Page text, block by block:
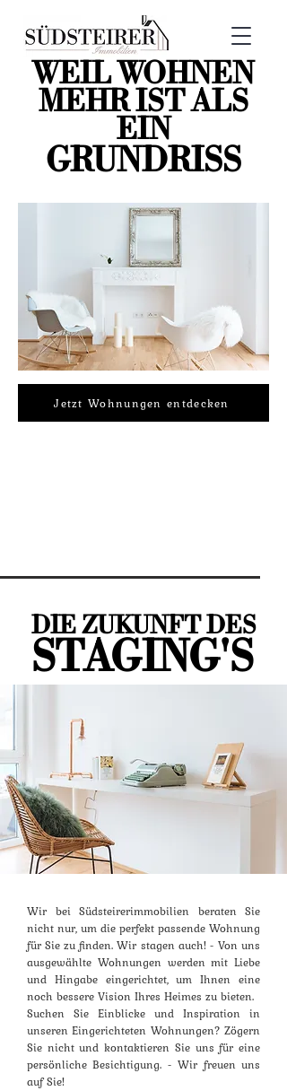
WEIL WOHNEN
MEHR IST ALS
EIN
GRUNDRISS
Jetzt Wohnungen entdecken
DIE ZUKUNFT DES
STAGING'S
Wir bei Südsteirerimmobilien beraten Sie
nicht nur, um die perfekt passende Wohnung
für Sie zu finden. Wir stagen auch! - Von uns
ausgewählte Wohnungen werden mit Liebe
und Hingabe eingerichtet, um Ihnen eine
noch bessere Vision Ihres Heimes zu bieten.
Suchen Sie Einblicke und Inspiration in
unseren Eingerichteten Wohnungen? Zögern
Sie nicht und kontaktieren Sie uns für eine
persönliche Besichtigung. - Wir freuen uns
auf Sie!